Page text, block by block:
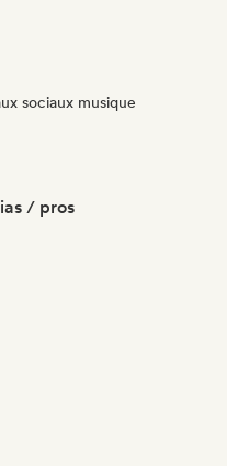
sociaux musique
/ pros